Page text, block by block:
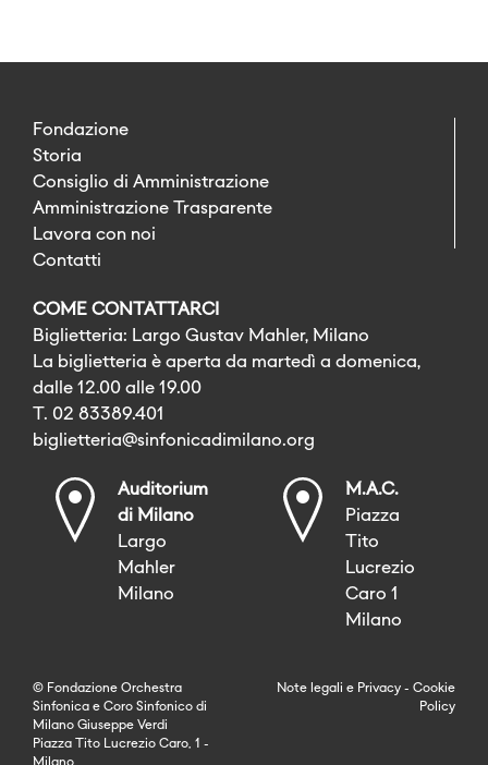
Fondazione
Storia
Consiglio di Amministrazione
Amministrazione Trasparente
Lavora con noi
Contatti
COME CONTATTARCI
Biglietteria: Largo Gustav Mahler, Milano
La biglietteria è aperta da martedì a domenica,
dalle 12.00 alle 19.00
T. 02 83389.401
biglietteria@sinfonicadimilano.org
Auditorium
di Milano
Largo
Mahler
Milano
M.A.C.
Piazza
Tito
Lucrezio
Caro 1
Milano
© Fondazione Orchestra
Sinfonica e Coro Sinfonico di
Milano Giuseppe Verdi
Piazza Tito Lucrezio Caro, 1 -
Note legali e Privacy - Cookie
Policy